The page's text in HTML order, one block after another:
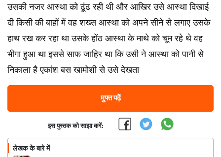
उसकी नजर आस्था को ढूंढ रही थी और आखिर उसे आस्था दिखाई
दी किसी की बाहों में वह शख्स आस्था को अपने सीने से लगाए उसके
हाथ रख कर रहा था उसके होंठ आस्था के माथे को चूम रहे थे वह
भीगा हुआ था इससे साफ जाहिर था कि उसी ने आस्था को पानी से
निकाला है एकांश बस खामोशी से उसे देखता
मुफ्त पढ़ें
इस पुस्तक को साझा करें:
लेखक के बारे में